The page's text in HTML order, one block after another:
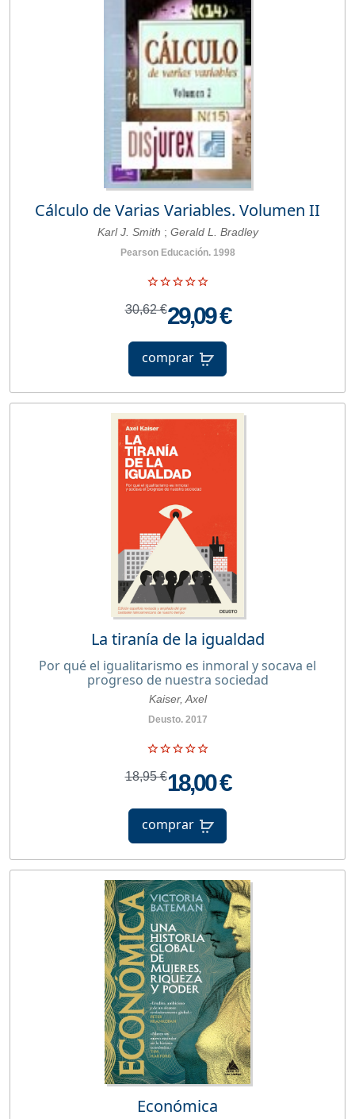
Cálculo de Varias Variables. Volumen II
Karl J. Smith ; Gerald L. Bradley
Pearson Educación. 1998
30,62 €29,09 €
comprar
La tiranía de la igualdad
Por qué el igualitarismo es inmoral y socava el
progreso de nuestra sociedad
Kaiser, Axel
Deusto. 2017
18,95 €18,00 €
comprar
Económica